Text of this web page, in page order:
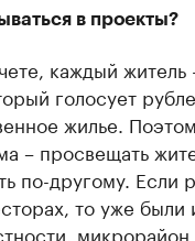
в проекты?
каждый житель
голосует
жилье.
– просвещать
по-другому. Если
то уже были
микрорайон